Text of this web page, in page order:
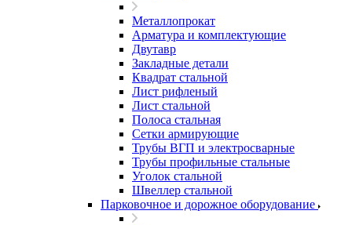
Металлопрокат
Арматура и комплектующие
Двутавр
Закладные детали
Квадрат стальной
Лист рифленый
Лист стальной
Полоса стальная
Сетки армирующие
Трубы ВГП и электросварные
Трубы профильные стальные
Уголок стальной
Швеллер стальной
Парковочное и дорожное оборудование